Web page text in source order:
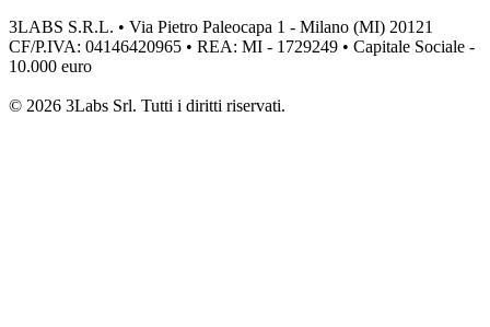
3LABS S.R.L. • Via Pietro Paleocapa 1 - Milano (MI) 20121
CF/P.IVA: 04146420965 • REA: MI - 1729249 • Capitale Sociale -
10.000 euro
© 2026 3Labs Srl. Tutti i diritti riservati.